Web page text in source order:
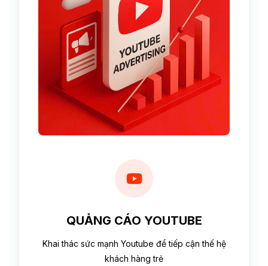
QUẢNG CÁO YOUTUBE
Khai thác sức mạnh Youtube để tiếp cận thế hệ
khách hàng trẻ